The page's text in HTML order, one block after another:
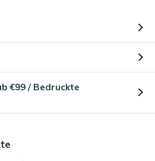
€99 / Bedruckte